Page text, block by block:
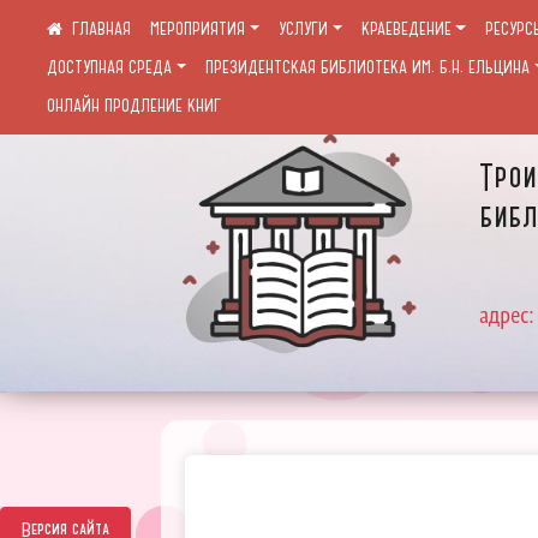
Версия сайта
МЕРОПРИЯТИЯ УСЛУГИ КРАЕВЕДЕНИЕ
ДОСТУПНАЯ СРЕДА
ПРЕЗИДЕНТСКАЯ БИБЛИОТЕКА ИМ. Б.Н. ЕЛЬЦИНА
ОНЛАЙН ПРОДЛЕНИЕ КНИГ